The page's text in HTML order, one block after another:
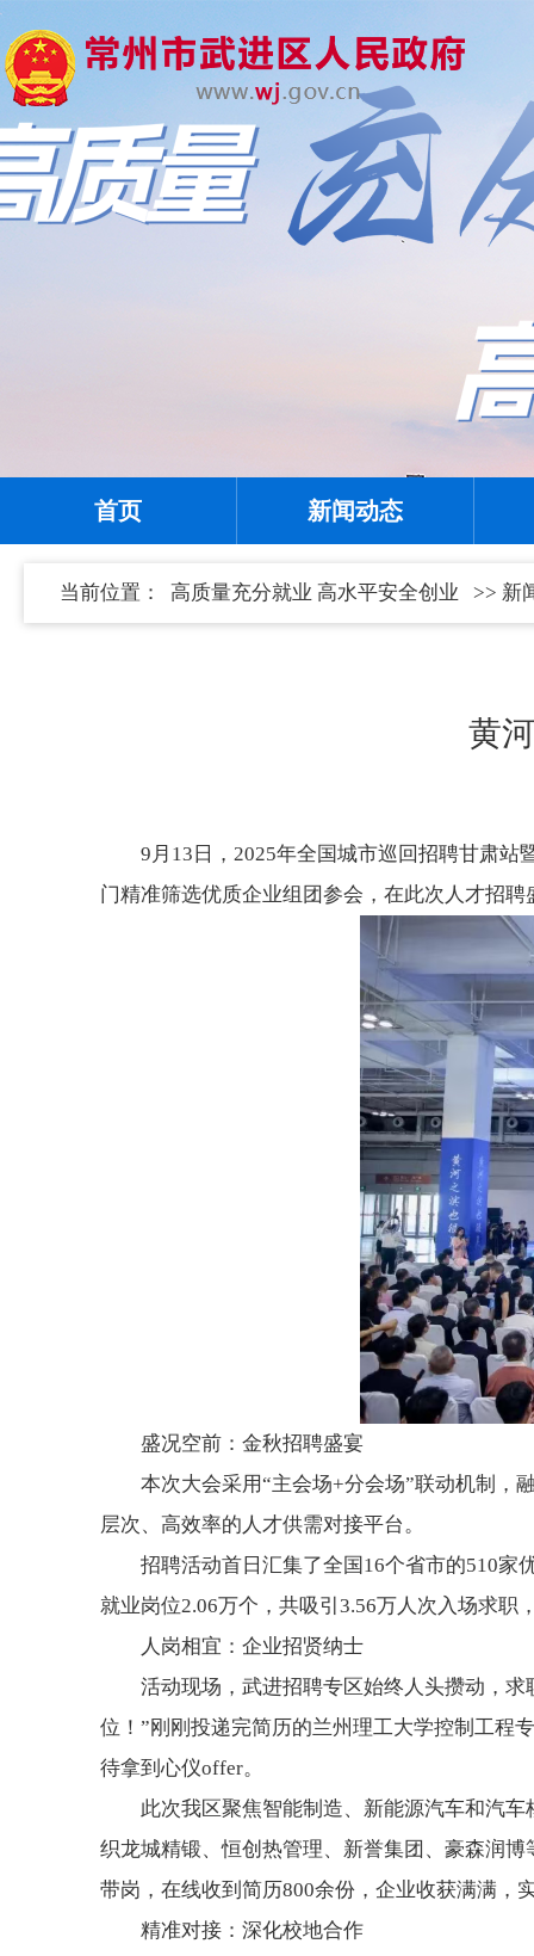
首页 新闻动态
当前位置： 高质量充分就业 高水平安全创业 >> 新
黄
9月13日，2025年全国城市巡回招聘甘肃站
门精准筛选优质企业组团参会，在此次人才招
盛况空前：金秋招聘盛宴
本次大会采用“主会场+分会场”联动机制，
层次、高效率的人才供需对接平台。
招聘活动首日汇集了全国16个省市的510家
就业岗位2.06万个，共吸引3.56万人次入场求职
人岗相宜：企业招贤纳士
活动现场，武进招聘专区始终人头攒动，
位！”刚刚投递完简历的兰州理工大学控制工程
待拿到心仪offer。
此次我区聚焦智能制造、新能源汽车和汽
织龙城精锻、恒创热管理、新誉集团、豪森润
带岗，在线收到简历800余份，企业收获满满，
精准对接：深化校地合作